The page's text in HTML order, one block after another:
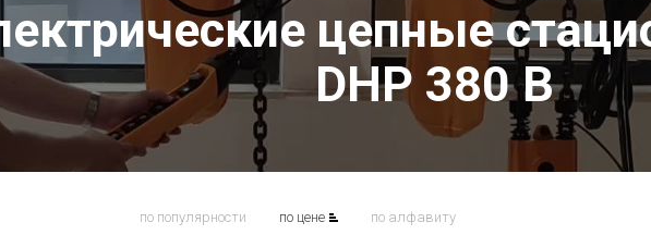
цепные
DHP 380 В
по популярности по цене по алфавиту